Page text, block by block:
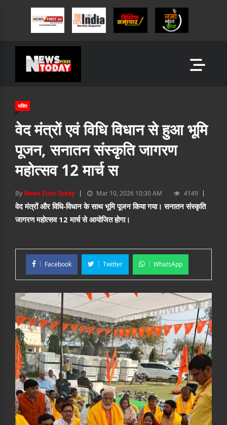
भक्ति
वेद मंत्रों एवं विधि विधान से हुआ भूमि
पूजन, सनातन संस्कृति जागरण
महोत्सव 12 मार्च स
By News First Today Mar 10, 2026 10:30 AM 4149
वेद मंत्रों और विधि-विधान के साथ भूमि पूजन किया गया। सनातन संस्कृति
जागरण महोत्सव 12 मार्च से आयोजित होगा।
Facebook Twitter WhatsApp